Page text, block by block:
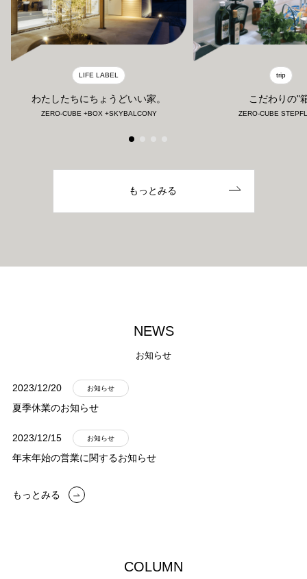
LIFE LABEL
わたしたちにちょうどいい家。
ZERO-CUBE +BOX +SKYBALCONY
trip
こだわりの"
ZERO-CUBE
もっとみる
NEWS
お知らせ
2023/12/20 お知らせ
夏季休業のお知らせ
2023/12/15 お知らせ
年末年始の営業に関するお知らせ
もっとみる
COLUMN